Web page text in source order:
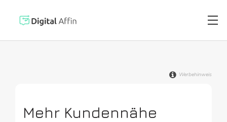
SOFTWARE-BLOG
Digitaler
Werbehinweis
Mehr Kundennähe